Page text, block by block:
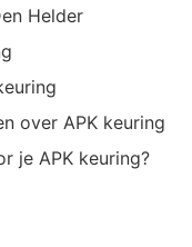
Helder
over APK keuring
je APK keuring?